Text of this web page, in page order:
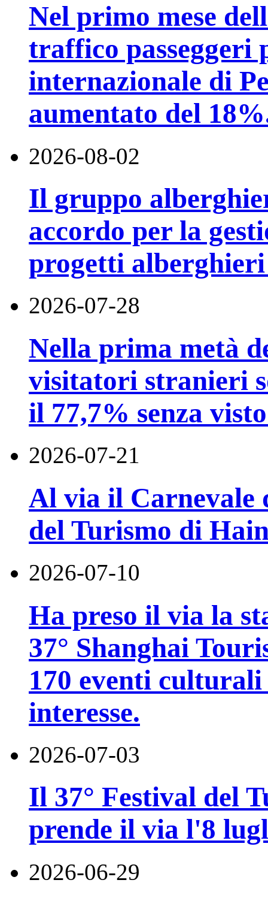
Nel primo mese
traffico passeggeri
internazionale di
aumentato del
2026-08-02
Il gruppo
accordo per la
progetti
2026-07-28
Nella prima metà
visitatori stranieri
il 77,7% senza
2026-07-21
Al via il Carnevale
del Turismo di
2026-07-10
Ha preso il via la
37° Shanghai
170 eventi
interesse.
2026-07-03
Il 37° Festival del
prende il via l'8
2026-06-29